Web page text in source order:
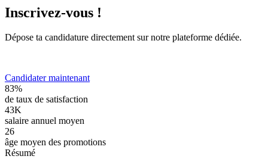
Inscrivez-vous !
Dépose ta candidature directement sur notre plateforme dédiée.
Candidater maintenant
83%
de taux de satisfaction
43K
salaire annuel moyen
26
âge moyen des promotions
Résumé